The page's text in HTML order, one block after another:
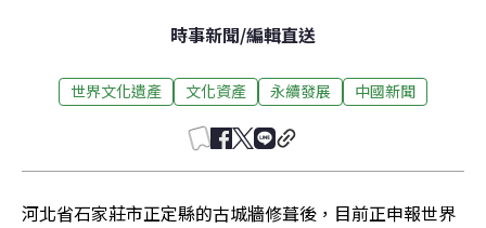
時事新聞/編輯直送
世界文化遺產 文化資產 永續發展 中國新聞
河北省石家莊市正定縣的古城牆修葺後，目前正申報世界